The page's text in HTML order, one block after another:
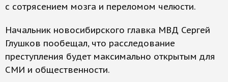
с сотрясением мозга и переломом челюсти.
Начальник новосибирского главка МВД Сергей
Глушков пообещал, что расследование
преступления будет максимально открытым для
СМИ и общественности.